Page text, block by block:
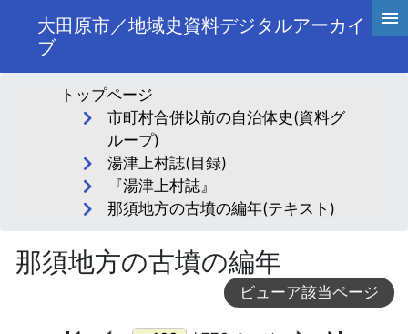
大田原市／地域史資料デジタルアーカイ
ブ
トップページ
市町村合併以前の自治体史(資料グ
ループ)
湯津上村誌(目録)
『湯津上村誌』
那須地方の古墳の編年(テキスト)
那須地方の古墳の編年
ビューア該当ページ